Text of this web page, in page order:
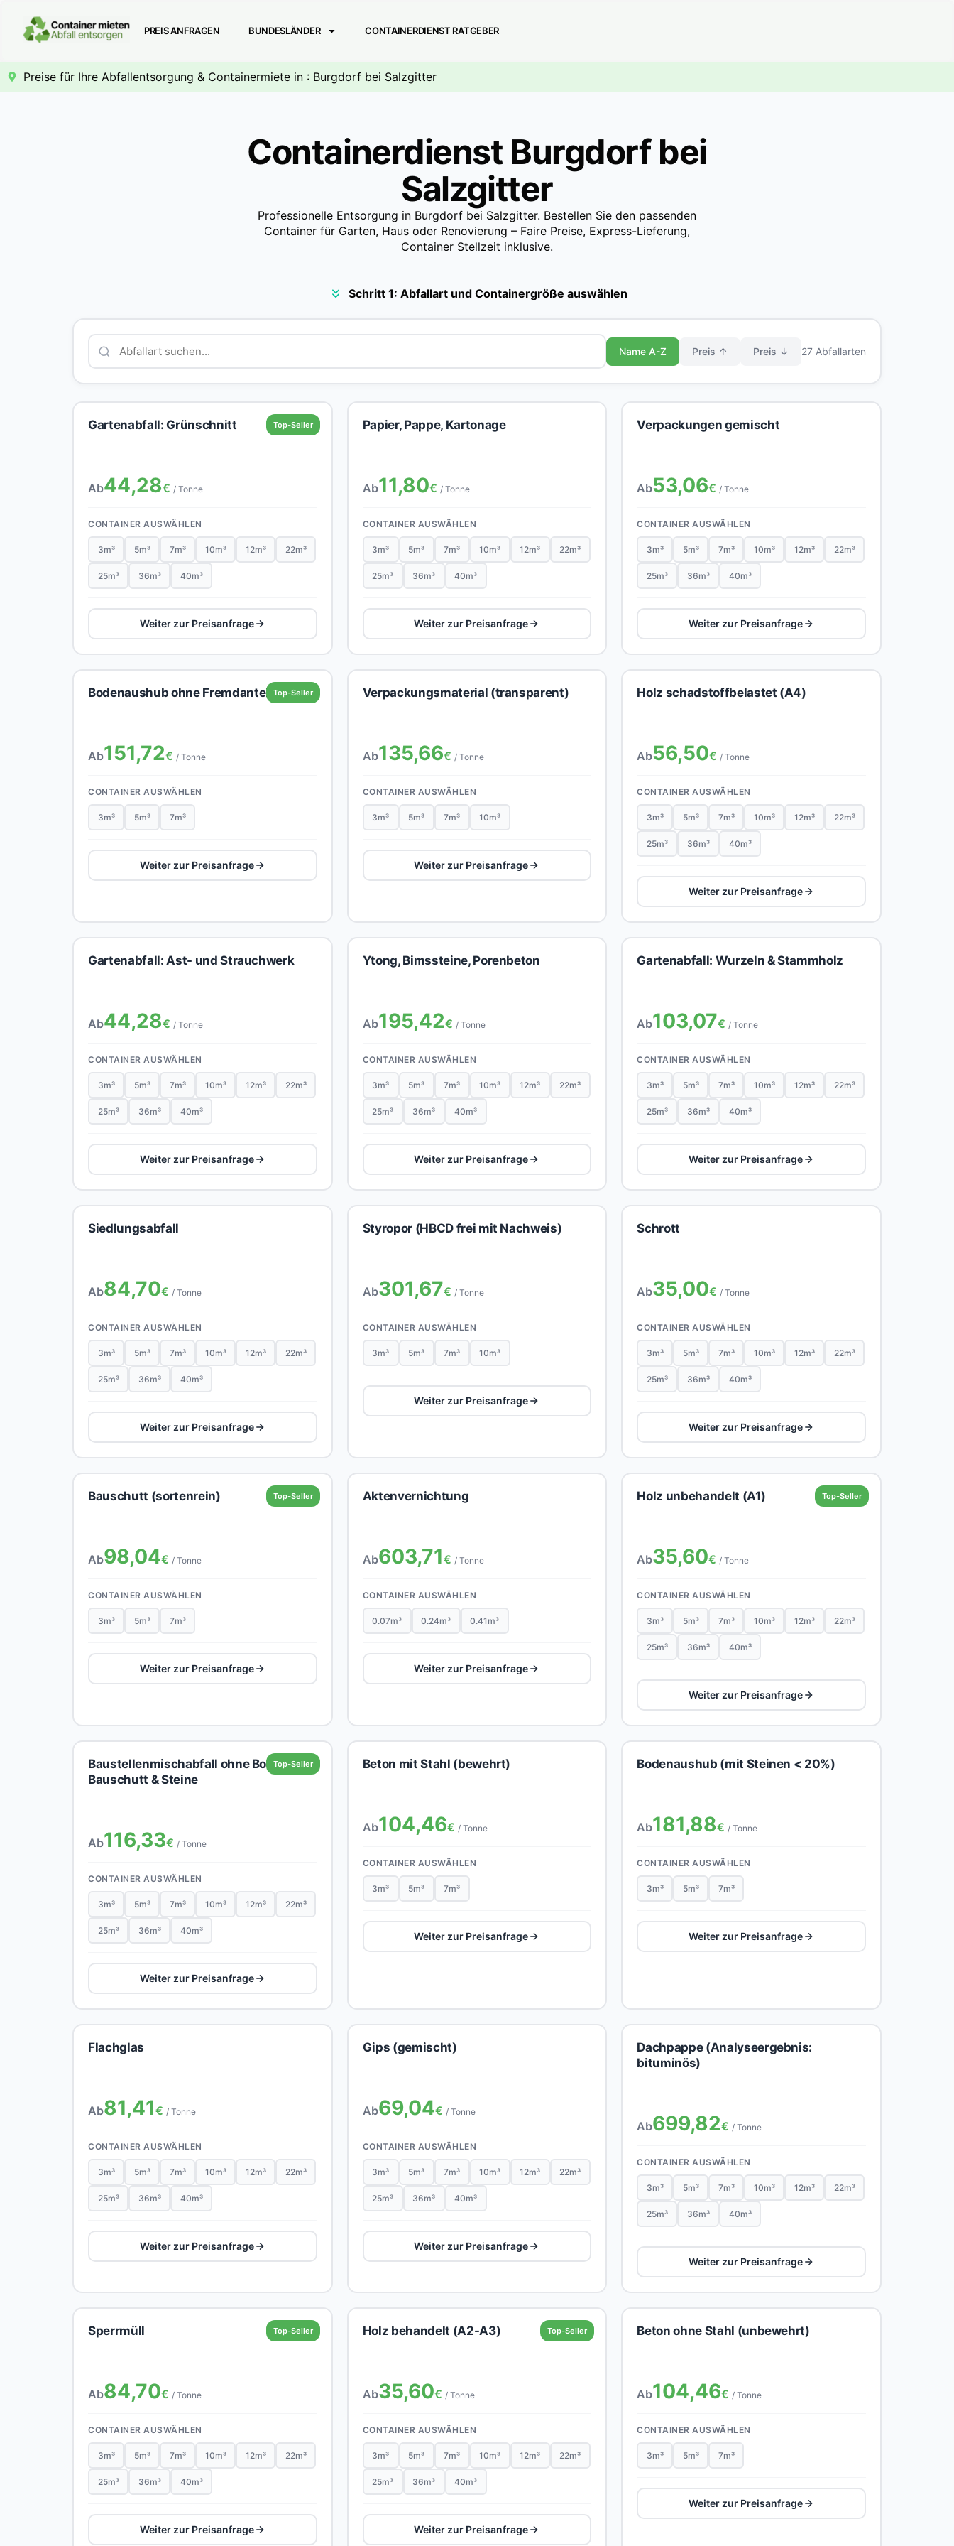
PREIS ANFRAGEN BUNDESLÄNDER CONTAINERDIENST RATGEBER
Preise für Ihre Abfallentsorgung & Containermiete in : Burgdorf bei Salzgitter
Containerdienst Burgdorf bei
Salzgitter
Professionelle Entsorgung in Burgdorf bei Salzgitter. Bestellen Sie den passenden
Container für Garten, Haus oder Renovierung – Faire Preise, Express-Lieferung,
Container Stellzeit inklusive.
Schritt 1: Abfallart und Containergröße auswählen
Name A-Z Preis ↑ Preis ↓ 27 Abfallarten
Top-Seller
Gartenabfall: Grünschnitt
Ab44,28€ / Tonne
CONTAINER AUSWÄHLEN
3m³ 5m³ 7m³ 10m³ 12m³ 22m³
25m³ 36m³ 40m³
Weiter zur Preisanfrage
Papier, Pappe, Kartonage
Ab11,80€ / Tonne
CONTAINER AUSWÄHLEN
3m³ 5m³ 7m³ 10m³ 12m³ 22m³
25m³ 36m³ 40m³
Weiter zur Preisanfrage
Verpackungen gemischt
Ab53,06€ / Tonne
CONTAINER AUSWÄHLEN
3m³ 5m³ 7m³ 10m³ 12m³ 22m³
25m³ 36m³ 40m³
Weiter zur Preisanfrage
Top-Seller
Bodenaushub ohne Fremdanteil
Ab151,72€ / Tonne
CONTAINER AUSWÄHLEN
3m³ 5m³ 7m³
Weiter zur Preisanfrage
Verpackungsmaterial (transparent)
Ab135,66€ / Tonne
CONTAINER AUSWÄHLEN
3m³ 5m³ 7m³ 10m³
Weiter zur Preisanfrage
Holz schadstoffbelastet (A4)
Ab56,50€ / Tonne
CONTAINER AUSWÄHLEN
3m³ 5m³ 7m³ 10m³ 12m³ 22m³
25m³ 36m³ 40m³
Weiter zur Preisanfrage
Gartenabfall: Ast- und Strauchwerk
Ab44,28€ / Tonne
CONTAINER AUSWÄHLEN
3m³ 5m³ 7m³ 10m³ 12m³ 22m³
25m³ 36m³ 40m³
Weiter zur Preisanfrage
Ytong, Bimssteine, Porenbeton
Ab195,42€ / Tonne
CONTAINER AUSWÄHLEN
3m³ 5m³ 7m³ 10m³ 12m³ 22m³
25m³ 36m³ 40m³
Weiter zur Preisanfrage
Gartenabfall: Wurzeln & Stammholz
Ab103,07€ / Tonne
CONTAINER AUSWÄHLEN
3m³ 5m³ 7m³ 10m³ 12m³ 22m³
25m³ 36m³ 40m³
Weiter zur Preisanfrage
Siedlungsabfall
Ab84,70€ / Tonne
CONTAINER AUSWÄHLEN
3m³ 5m³ 7m³ 10m³ 12m³ 22m³
25m³ 36m³ 40m³
Weiter zur Preisanfrage
Styropor (HBCD frei mit Nachweis)
Ab301,67€ / Tonne
CONTAINER AUSWÄHLEN
3m³ 5m³ 7m³ 10m³
Weiter zur Preisanfrage
Schrott
Ab35,00€ / Tonne
CONTAINER AUSWÄHLEN
3m³ 5m³ 7m³ 10m³ 12m³ 22m³
25m³ 36m³ 40m³
Weiter zur Preisanfrage
Top-Seller
Bauschutt (sortenrein)
Ab98,04€ / Tonne
CONTAINER AUSWÄHLEN
3m³ 5m³ 7m³
Weiter zur Preisanfrage
Aktenvernichtung
Ab603,71€ / Tonne
CONTAINER AUSWÄHLEN
0.07m³ 0.24m³ 0.41m³
Weiter zur Preisanfrage
Top-Seller
Holz unbehandelt (A1)
Ab35,60€ / Tonne
CONTAINER AUSWÄHLEN
3m³ 5m³ 7m³ 10m³ 12m³ 22m³
25m³ 36m³ 40m³
Weiter zur Preisanfrage
Top-Seller
Baustellenmischabfall ohne Boden,
Bauschutt & Steine
Ab116,33€ / Tonne
CONTAINER AUSWÄHLEN
3m³ 5m³ 7m³ 10m³ 12m³ 22m³
25m³ 36m³ 40m³
Weiter zur Preisanfrage
Beton mit Stahl (bewehrt)
Ab104,46€ / Tonne
CONTAINER AUSWÄHLEN
3m³ 5m³ 7m³
Weiter zur Preisanfrage
Bodenaushub (mit Steinen < 20%)
Ab181,88€ / Tonne
CONTAINER AUSWÄHLEN
3m³ 5m³ 7m³
Weiter zur Preisanfrage
Flachglas
Ab81,41€ / Tonne
CONTAINER AUSWÄHLEN
3m³ 5m³ 7m³ 10m³ 12m³ 22m³
25m³ 36m³ 40m³
Weiter zur Preisanfrage
Gips (gemischt)
Ab69,04€ / Tonne
CONTAINER AUSWÄHLEN
3m³ 5m³ 7m³ 10m³ 12m³ 22m³
25m³ 36m³ 40m³
Weiter zur Preisanfrage
Dachpappe (Analyseergebnis:
bituminös)
Ab699,82€ / Tonne
CONTAINER AUSWÄHLEN
3m³ 5m³ 7m³ 10m³ 12m³ 22m³
25m³ 36m³ 40m³
Weiter zur Preisanfrage
Top-Seller
Sperrmüll
Ab84,70€ / Tonne
CONTAINER AUSWÄHLEN
3m³ 5m³ 7m³ 10m³ 12m³ 22m³
25m³ 36m³ 40m³
Weiter zur Preisanfrage
Top-Seller
Holz behandelt (A2-A3)
Ab35,60€ / Tonne
CONTAINER AUSWÄHLEN
3m³ 5m³ 7m³ 10m³ 12m³ 22m³
25m³ 36m³ 40m³
Weiter zur Preisanfrage
Beton ohne Stahl (unbewehrt)
Ab104,46€ / Tonne
CONTAINER AUSWÄHLEN
3m³ 5m³ 7m³
Weiter zur Preisanfrage